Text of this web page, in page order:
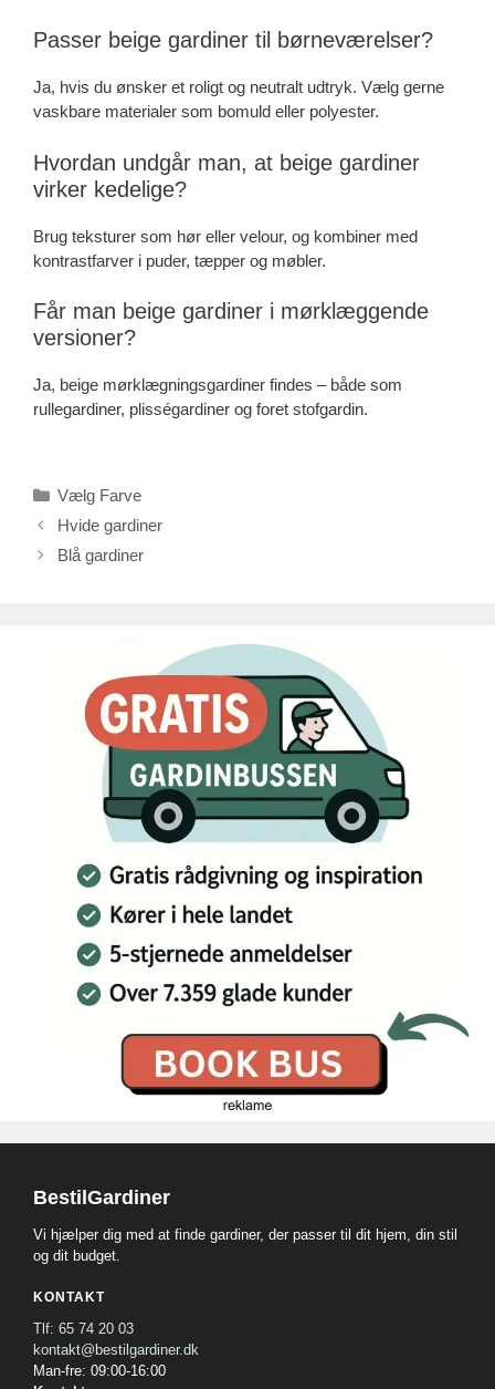
Passer beige gardiner til børneværelser?
Ja, hvis du ønsker et roligt og neutralt udtryk. Vælg gerne
vaskbare materialer som bomuld eller polyester.
Hvordan undgår man, at beige gardiner
virker kedelige?
Brug teksturer som hør eller velour, og kombiner med
kontrastfarver i puder, tæpper og møbler.
Får man beige gardiner i mørklæggende
versioner?
Ja, beige mørklægningsgardiner findes – både som
rullegardiner, plisségardiner og foret stofgardin.
Kategorier
Vælg Farve
Hvide gardiner
Blå gardiner
BestilGardiner
Vi hjælper dig med at finde gardiner, der passer til dit hjem, din stil
og dit budget.
KONTAKT
Tlf: 65 74 20 03
kontakt@bestilgardiner.dk
Man-fre: 09:00-16:00